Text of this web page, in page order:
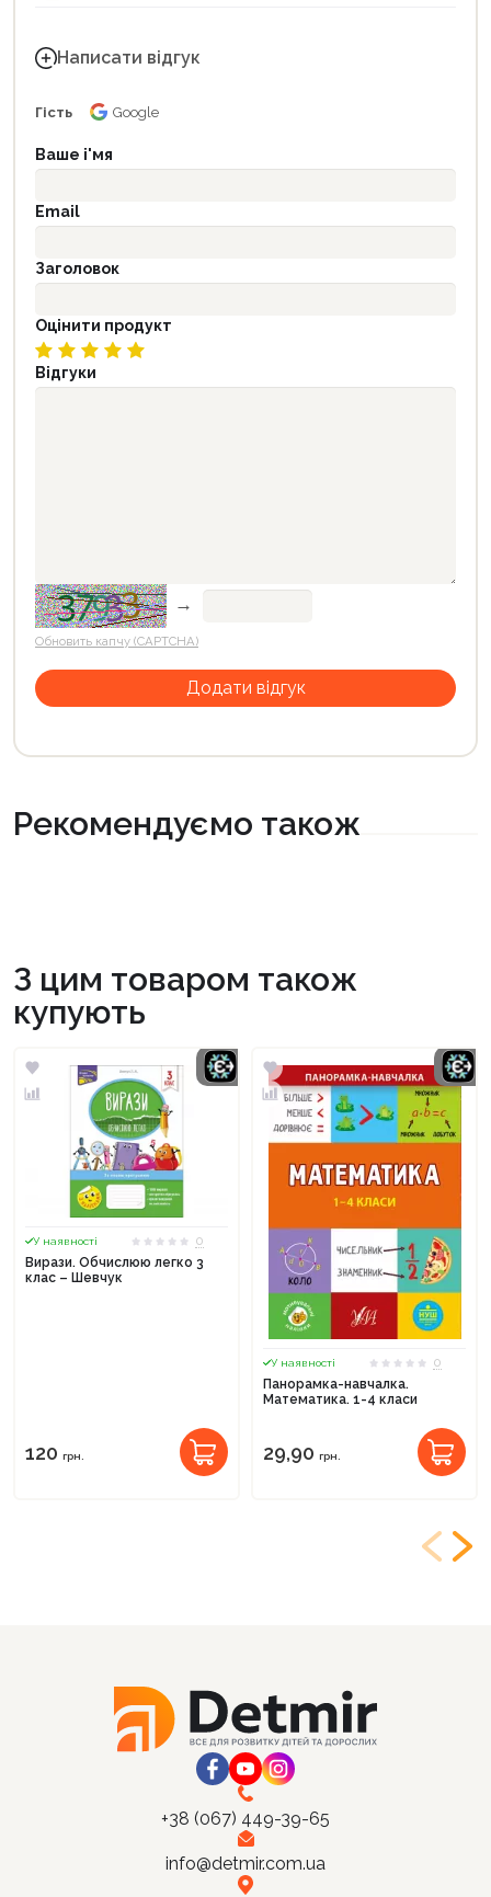
Написати відгук
Гість Google
Ваше і'мя
Email
Заголовок
Оцінити продукт
Відгуки
→
Обновить капчу (CAPTCHA)
Рекомендуємо також
З цим товаром також
купують
У наявності
0
Вирази. Обчислюю легко 3
клас – Шевчук
120 грн.
У наявності
0
Панорамка-навчалка.
Математика. 1-4 класи
29,90 грн.
+38 (067) 449-39-65
info@detmir.com.ua